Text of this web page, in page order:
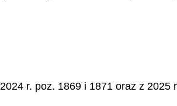
r. poz. 1869 i 1871 oraz z